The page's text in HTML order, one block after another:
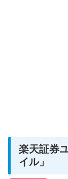
楽天証券
イル」